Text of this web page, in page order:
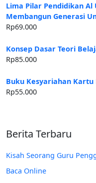
Lima Pilar Pendidikan Al
Membangun Generasi
Rp69.000
Konsep Dasar Teori
Rp85.000
Buku Kesyariahan
Rp55.000
Berita Terbaru
Kisah Seorang Guru
Baca Online